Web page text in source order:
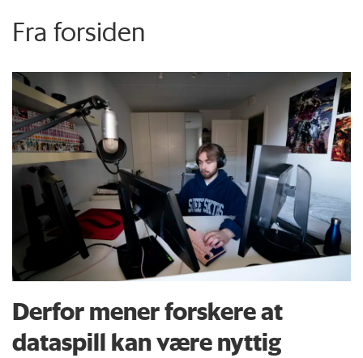
Fra forsiden
Derfor mener forskere at
dataspill kan være nyttig